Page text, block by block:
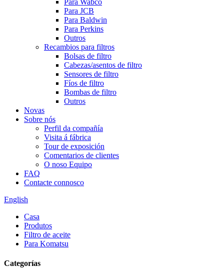
Para Wabco
Para JCB
Para Baldwin
Para Perkins
Outros
Recambios para filtros
Bolsas de filtro
Cabezas/asentos de filtro
Sensores de filtro
Fíos de filtro
Bombas de filtro
Outros
Novas
Sobre nós
Perfil da compañía
Visita á fábrica
Tour de exposición
Comentarios de clientes
O noso Equipo
FAQ
Contacte connosco
English
Casa
Produtos
Filtro de aceite
Para Komatsu
Categorías